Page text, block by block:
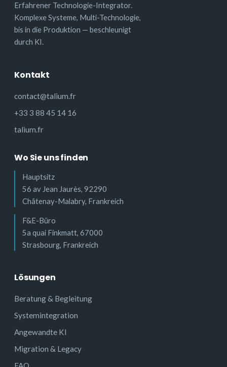
Erfahrener Technologie-Integrator.
Komplexe Systeme, Multi-Technologie,
bis in die Produktion — beschleunigt
durch KI.
Kontakt
contact@talium.fr
+33 3 88 45 14 16
talium.fr
Wo Sie uns finden
Hauptsitz
56 av Jean Jaurès, 92290
Châtenay-Malabry, Frankreich
F&E-Büro
5a quai Finkmatt, 67000
Strasbourg, Frankreich
Lösungen
Beratung & Begleitung
Systemintegration
Angewandte KI
Migration & Legacy